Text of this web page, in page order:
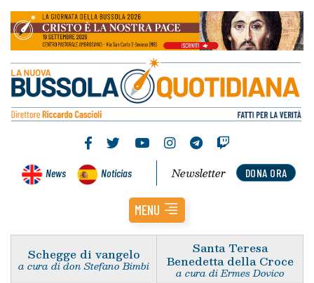
News Noticias DONA ORA
Newsletter
MENU
Schegge di vangelo
a cura di don Stefano Bimbi
Santa Teresa
Benedetta della Croce
a cura di Ermes Dovico